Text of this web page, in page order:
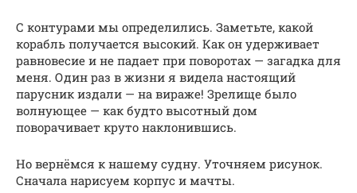
С контурами мы определились. Заметьте, какой
корабль получается высокий. Как он удерживает
равновесие и не падает при поворотах — загадка для
меня. Один раз в жизни я видела настоящий
парусник издали — на вираже! Зрелище было
волнующее — как будто высотный дом
поворачивает круто наклонившись.
Но вернёмся к нашему судну. Уточняем рисунок.
Сначала нарисуем корпус и мачты.